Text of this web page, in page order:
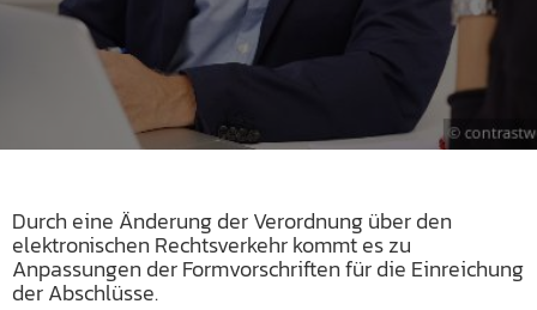
Durch eine Änderung der Verordnung über den
elektronischen Rechtsverkehr kommt es zu
Anpassungen der Formvorschriften für die Einreichung
der Abschlüsse.